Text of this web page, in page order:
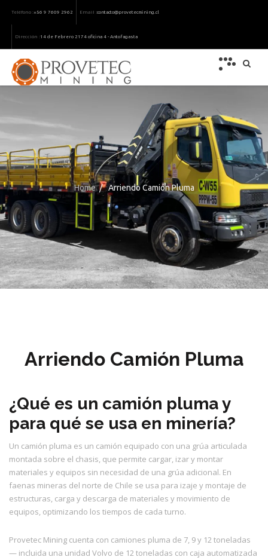
Teléfono :+56 9 7609 2962 Email :contacto@provetecmining.cl
Dirección :14 de Febrero 2174 oficina 4 - Antofagasta
Home / Arriendo Camión Pluma
Arriendo Camión Pluma
¿Qué es un camión pluma y
para qué se usa en minería?
Un camión pluma es un camión equipado con una grúa articulada
montada sobre el chasis, que permite cargar, izar y montar
materiales y equipos sin necesidad de una grúa adicional. En
faenas mineras del norte de Chile se usa para izaje y montaje de
estructuras, carga y descarga de materiales y movimiento de
equipos, optimizando los tiempos de cada turno.
Provetec Mining cuenta con camiones pluma de 7, 9 y 12 toneladas
— incluida una unidad Volvo de 12 toneladas con caja automatizada